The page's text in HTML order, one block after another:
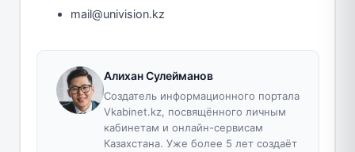
mail@univision.kz
Алихан Сулейманов
Создатель информационного портала
Vkabinet.kz, посвящённого личным
кабинетам и онлайн-сервисам
Казахстана. Уже более 5 лет создаёт